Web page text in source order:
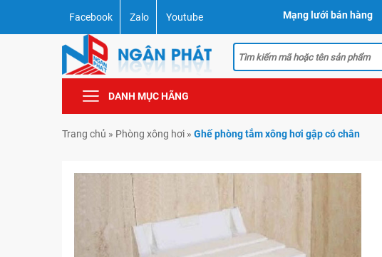
Facebook Zalo Youtube Mạng lưới bán hàng
DANH MỤC HÃNG
Trang chủ » Phòng xông hơi » Ghế phòng tắm xông hơi gập có chân